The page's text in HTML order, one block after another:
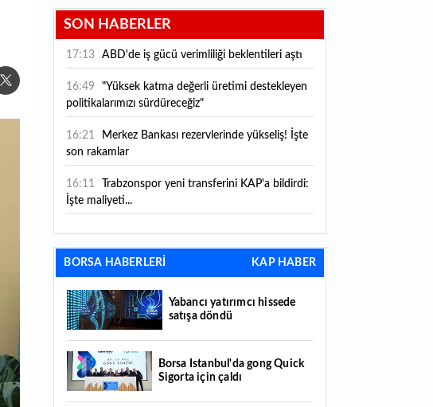
SON HABERLER
17:13 ABD'de iş gücü verimliliği beklentileri aştı
16:49
"Yüksek katma değerli üretimi destekleyen
politikalarımızı sürdüreceğiz"
16:21
son rakamlar
16:11
İşte maliyeti...
16:09 TMO 2026-2027 fındık alım fiyatlarını
açıkladı!
geriledi
15:07 Yabancı yatırımcı hissede satışa döndü
14:39
liraya geriledi
BORSA HABERLERİ KAP HABER
Yabancı yatırımcı hissede
satışa döndü
Borsa İstanbul'da gong Quick
Sigorta için çaldı